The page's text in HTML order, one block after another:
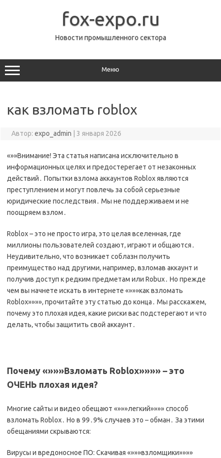
fox-expo.ru
Новости промышленного сектора
Меню
как взломать roblox
Автор: expo_admin 3 января 2026
«»»Внимание! Эта статья написана исключительно в
информационных целях и предостерегает от незаконных
действий․ Попытки взлома аккаунтов Roblox являются
преступлением и могут повлечь за собой серьезные
юридические последствия․ Мы не поддерживаем и не
поощряем взлом․
Roblox – это не просто игра‚ это целая вселенная‚ где
миллионы пользователей создают‚ играют и общаются․
Неудивительно‚ что возникает соблазн получить
преимущество над другими‚ например‚ взломав аккаунт и
получив доступ к редким предметам или Robux․ Но прежде
чем вы начнете искать в интернете «»»»как взломать
Roblox»»»»‚ прочитайте эту статью до конца․ Мы расскажем‚
почему это плохая идея‚ какие риски вас подстерегают и что
делать‚ чтобы защитить свой аккаунт․
Почему «»»»Взломать Roblox»»»» – это
ОЧЕНЬ плохая идея?
Многие сайты и видео обещают «»»»легкий»»»» способ
взломать Roblox․ Но в 99․9% случаев это – обман․ За этими
обещаниями скрываются:
Вирусы и вредоносное ПО: Скачивая «»»»взломщики»»»»